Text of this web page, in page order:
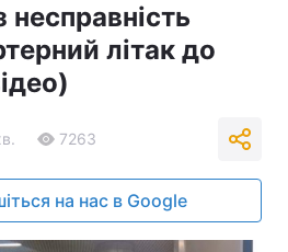
несправність
літак до
7263
на нас в Google